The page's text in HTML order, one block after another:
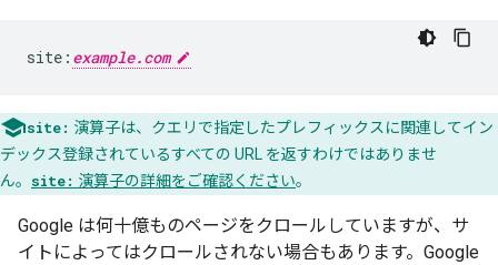
site: example.com
site: 演算子は、クエリで指定したプレフィックスに関連してイン
デックス登録されているすべての URL を返すわけではありませ
ん。 site: 演算子の詳細をご確認ください。
Google は何十億ものページをクロールしていますが、サ
イトによってはクロールされない場合もあります。Google